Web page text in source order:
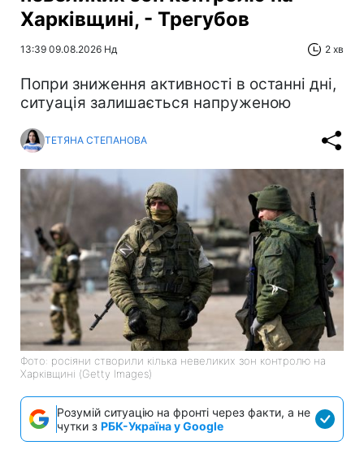
Харківщині, - Трегубов
13:39 09.08.2026 Нд 2 хв
Попри зниження активності в останні дні,
ситуація залишається напруженою
ТЕТЯНА СТЕПАНОВА
Фото: росіяни створили кілька невеликих зон контролю на
Харківщині (Getty Images)
Розумій ситуацію на фронті через факти, а не
чутки з РБК-Україна у Google